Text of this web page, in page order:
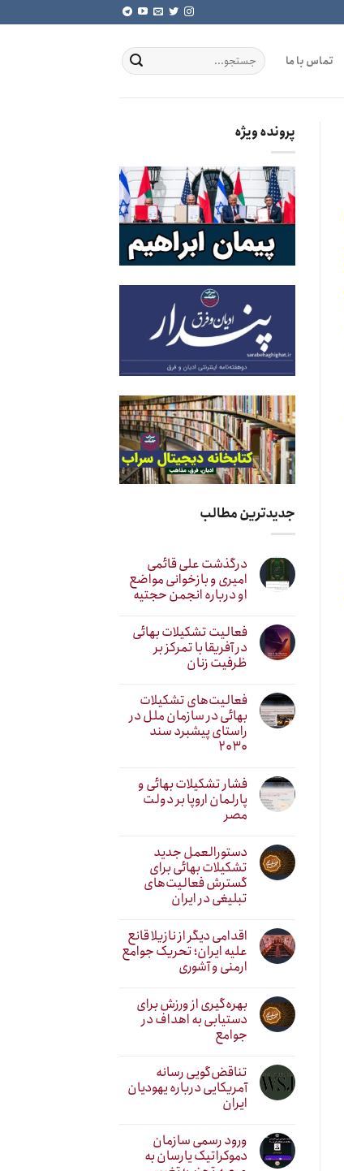
تماس با ما
پرونده ویژه
جدیدترین مطالب
درگذشت علی قائمی
امیری و بازخوانی مواضع
او درباره انجمن حجتیه
فعالیت تشکیلات بهائی
در آفریقا با تمرکز بر
ظرفیت زنان
فعالیت‌های تشکیلات
بهائی در سازمان ملل در
راستای پیشبرد سند
۲۰۳۰
فشار تشکیلات بهائی و
پارلمان اروپا بر دولت
مصر
دستورالعمل جدید
تشکیلات بهائی برای
گسترش فعالیت‌های
تبلیغی در ایران
اقدامی دیگر از نازیلا قانع
علیه ایران؛ تحریک جوامع
ارمنی و آشوری
بهره‌گیری از ورزش برای
دستیابی به اهداف در
جوامع
تناقض‌گویی رسانه
آمریکایی درباره یهودیان
ایران
ورود رسمی سازمان
دموکراتیک یارسان به